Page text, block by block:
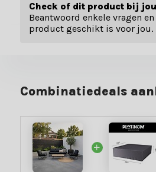
Check of dit product bij
Beantwoord enkele vragen
product geschikt is voor jou.
Combinatiedeals